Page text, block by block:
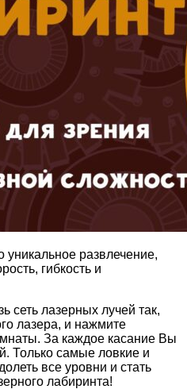
уникальное развлечение,
гибкость и
сеть лазерных лучей так,
лазера, и нажмите
За каждое касание Вы
Только самые ловкие и
все уровни и стать
лабиринта!